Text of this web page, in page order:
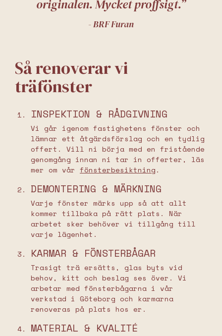
originalen. Mycket proffsigt.”
- BRF Furan
Så renoverar vi
träfönster
INSPEKTION & RÅDGIVNING
Vi går igenom fastighetens fönster och
lämnar ett åtgärdsförslag och en tydlig
offert. Vill ni börja med en fristående
genomgång innan ni tar in offerter, läs
mer om vår fönsterbesiktning.
DEMONTERING & MÄRKNING
Varje fönster märks upp så att allt
kommer tillbaka på rätt plats. När
arbetet sker behöver vi tillgång till
varje lägenhet.
KARMAR & FÖNSTERBÅGAR
Trasigt trä ersätts, glas byts vid
behov, kitt och beslag ses över. Vi
arbetar med fönsterbågarna i vår
verkstad i Göteborg och karmarna
renoveras på plats hos er.
MATERIAL & KVALITÉ